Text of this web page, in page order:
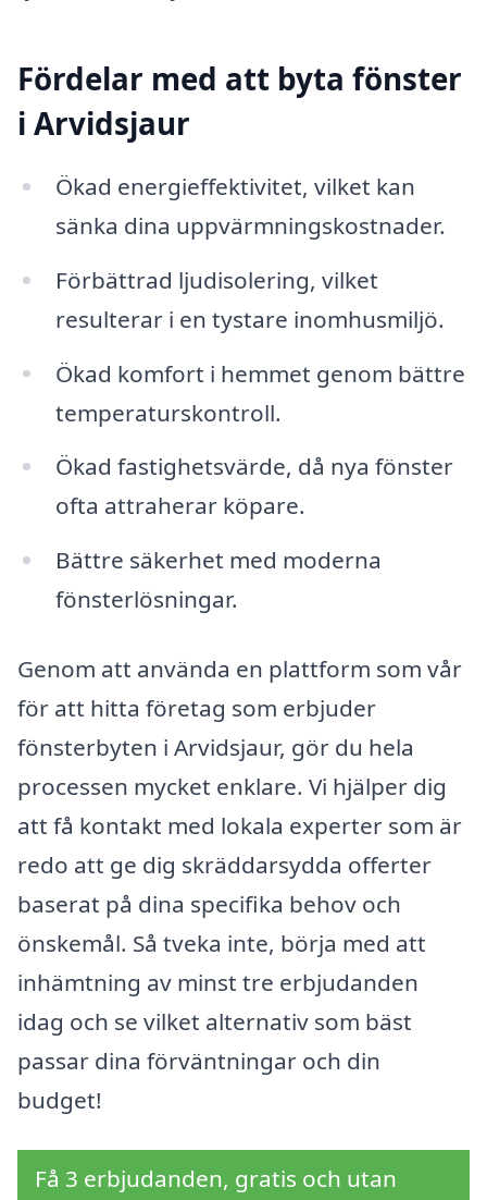
Fördelar med att byta fönster
i Arvidsjaur
Ökad energieffektivitet, vilket kan
sänka dina uppvärmningskostnader.
Förbättrad ljudisolering, vilket
resulterar i en tystare inomhusmiljö.
Ökad komfort i hemmet genom bättre
temperaturskontroll.
Ökad fastighetsvärde, då nya fönster
ofta attraherar köpare.
Bättre säkerhet med moderna
fönsterlösningar.
Genom att använda en plattform som vår
för att hitta företag som erbjuder
fönsterbyten i Arvidsjaur, gör du hela
processen mycket enklare. Vi hjälper dig
att få kontakt med lokala experter som är
redo att ge dig skräddarsydda offerter
baserat på dina specifika behov och
önskemål. Så tveka inte, börja med att
inhämtning av minst tre erbjudanden
idag och se vilket alternativ som bäst
passar dina förväntningar och din
budget!
Få 3 erbjudanden, gratis och utan